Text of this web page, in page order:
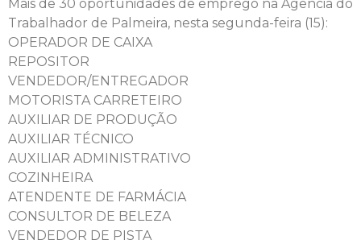
Mais de 30 oportunidades de emprego na Agência do
Trabalhador de Palmeira, nesta segunda-feira (15):
OPERADOR DE CAIXA
REPOSITOR
VENDEDOR/ENTREGADOR
MOTORISTA CARRETEIRO
AUXILIAR DE PRODUÇÃO
AUXILIAR TÉCNICO
AUXILIAR ADMINISTRATIVO
COZINHEIRA
ATENDENTE DE FARMÁCIA
CONSULTOR DE BELEZA
VENDEDOR DE PISTA